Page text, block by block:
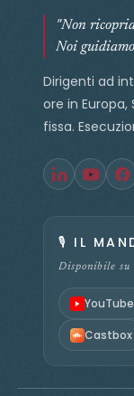
"Non
Noi
Dirigenti ad
ore in
fissa.
🎙️ IL
Disponibile
YouTube
Castbox